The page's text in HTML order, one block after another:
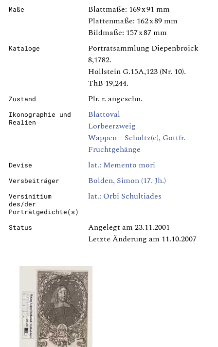
Maße
Blattmaße: 169 x 91 mm
Plattenmaße: 162 x 89 mm
Bildmaße: 157 x 87 mm
Kataloge
Porträtsammlung Diepenbroick
8,1782.
Hollstein G.15A,123 (Nr. 10).
ThB 19,244.
Zustand Plr. r. angeschn.
Ikonographie und
Realien
Blattoval
Lorbeerzweig
Wappen – Schultz(e), Gottfr.
Fruchtgehänge
Devise lat.: Memento mori
Versbeiträger Bolden, Simon (17. Jh.)
Versinitium
des/der
Porträtgedichte(s)
lat.: Orbi Schultiades
Status
Angelegt am 23.11.2001
Letzte Änderung am 11.10.2007